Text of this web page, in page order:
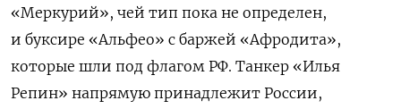
«Меркурий», чей тип пока не определен,
и буксире «Альфео» с баржей «Афродита»,
которые шли под флагом РФ. Танкер «Илья
Репин» напрямую принадлежит России,